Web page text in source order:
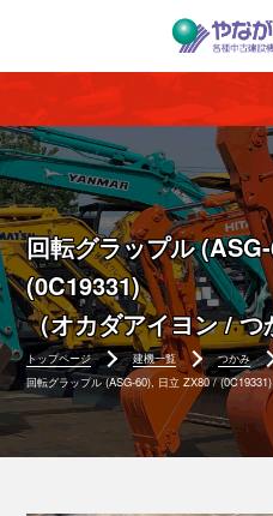
回転グラップル
(0C19331)
（オカダアイヨン / つ
トップページ 建機一覧
つかみ
回転グラップル (ASG-60), 日立 ZX80 /